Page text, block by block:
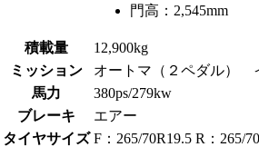
門高： 2,545mm
積載量
12,900kg
ミッション
オートマ（２ペダル）
馬力
380ps/279kw
ブレーキ
エアー
タイヤサイズ F：265/70R19.5 R：265/